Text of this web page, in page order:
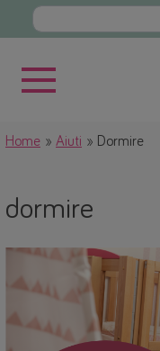
Home Aiuti Dormire
dormire